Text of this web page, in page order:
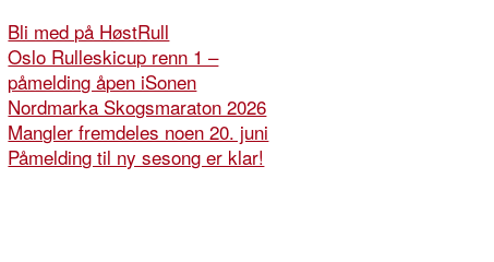
Bli med på HøstRull
Oslo Rulleskicup renn 1 –
påmelding åpen iSonen
Nordmarka Skogsmaraton 2026
Mangler fremdeles noen 20. juni
Påmelding til ny sesong er klar!